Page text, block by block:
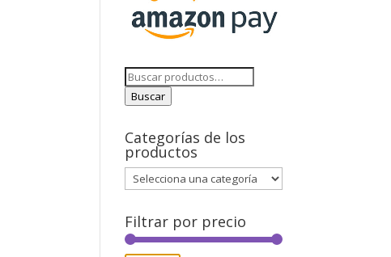
Buscar
por:
Buscar
Categorías de los
productos
Filtrar por precio